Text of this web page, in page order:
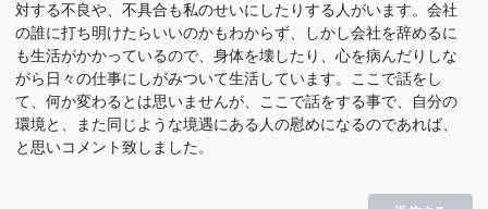
対する不良や、不具合も私のせいにしたりする人がいます。会社
の誰に打ち明けたらいいのかもわからず、しかし会社を辞めるに
も生活がかかっているので、身体を壊したり、心を病んだりしな
がら日々の仕事にしがみついて生活しています。ここで話をし
て、何か変わるとは思いませんが、ここで話をする事で、自分の
環境と、また同じような境遇にある人の慰めになるのであれば、
と思いコメント致しました。